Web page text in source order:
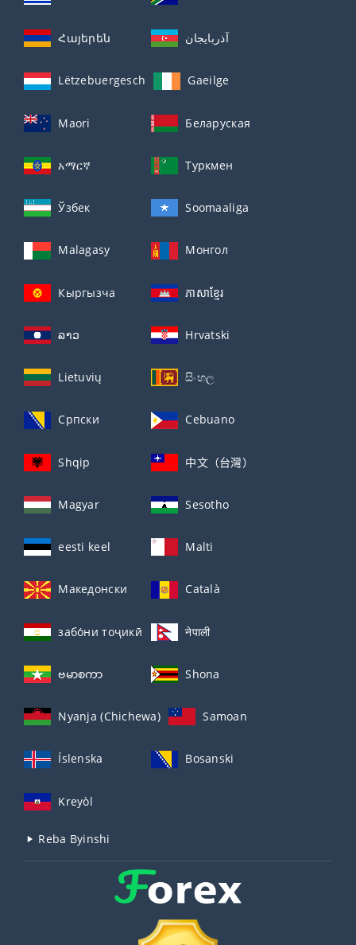
Հայերեն آذربايجان
Lëtzebuergesch Gaeilge
Maori Беларуская
አማርኛ Туркмен
Ўзбек Soomaaliga
Malagasy Монгол
Кыргызча ភាសាខ្មែរ
ລາວ Hrvatski
Lietuvių සිංහල
Српски Cebuano
Shqip 中文（台灣）
Magyar Sesotho
eesti keel Malti
Македонски Català
забо́ни тоҷикӣ́ नेपाली
ဗမာစကာ Shona
Nyanja (Chichewa) Samoan
Íslenska Bosanski
Kreyòl
Reba Byinshi